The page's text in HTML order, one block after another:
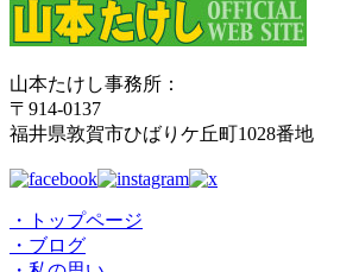
山本たけし事務所：
〒914-0137
福井県敦賀市ひばりケ丘町1028番地
・トップページ
・ブログ